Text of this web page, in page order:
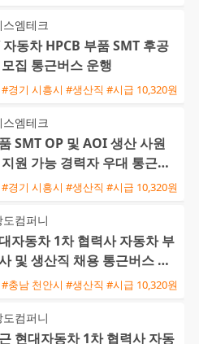
엠테크
동차 HPCB 부품 SMT 후공
집 통근버스 운행
#경기 시흥시 #생산직 #시급 10,320원
엠테크
SMT OP 및 AOI 생산 사원
원 가능 경력자 우대 통근버
#경기 시흥시 #생산직 #시급 10,320원
컴퍼니
자동차 1차 협력사 자동차 부
및 생산직 채용 통근버스 운
#충남 천안시 #생산직 #시급 10,320원
컴퍼니
현대자동차 1차 협력사 자동